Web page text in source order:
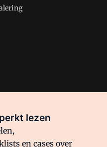
lezen
en cases over